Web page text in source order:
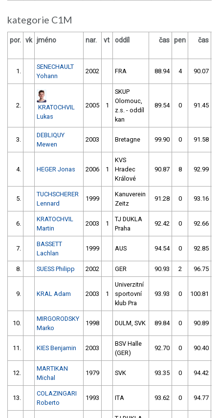
kategorie C1M
por. vk jméno nar. vt oddíl čas pen čas
1.
SENECHAULT
Yohann
2002 FRA 88.94 4 90.07
2.
KRATOCHVIL
Lukas
2005 1
SKUP
Olomouc,
z.s. - oddíl
kan
89.54 0 91.45
3.
DEBLIQUY
Mewen
2003 Bretagne 99.90 0 91.58
4. HEGER Jonas 2006 1
KVS
Hradec
Králové
90.87 8 92.99
5.
TUCHSCHERER
Lennard
1999
Kanuverein
Zeitz
91.28 0 93.16
6.
KRATOCHVIL
Martin
2003 1
TJ DUKLA
Praha
92.42 0 92.66
7.
BASSETT
Lachlan
1999 AUS 94.54 0 92.85
8. SUESS Philipp 2002 GER 90.93 2 96.75
9. KRAL Adam 2003 1
Univerzitní
sportovní
klub Pra
93.93 0 100.81
10.
MIRGORODSKY
Marko
1998 DULM, SVK 89.84 0 90.89
11. KIES Benjamin 2003
BSV Halle
(GER)
92.70 0 90.40
12.
MARTIKAN
Michal
1979 SVK 93.35 0 94.42
13.
COLAZINGARI
Roberto
1993 ITA 93.62 0 94.77